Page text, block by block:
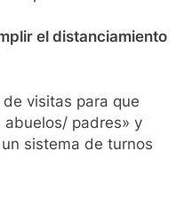
el distanciamiento
visitas para que
padres» y
sistema de turnos